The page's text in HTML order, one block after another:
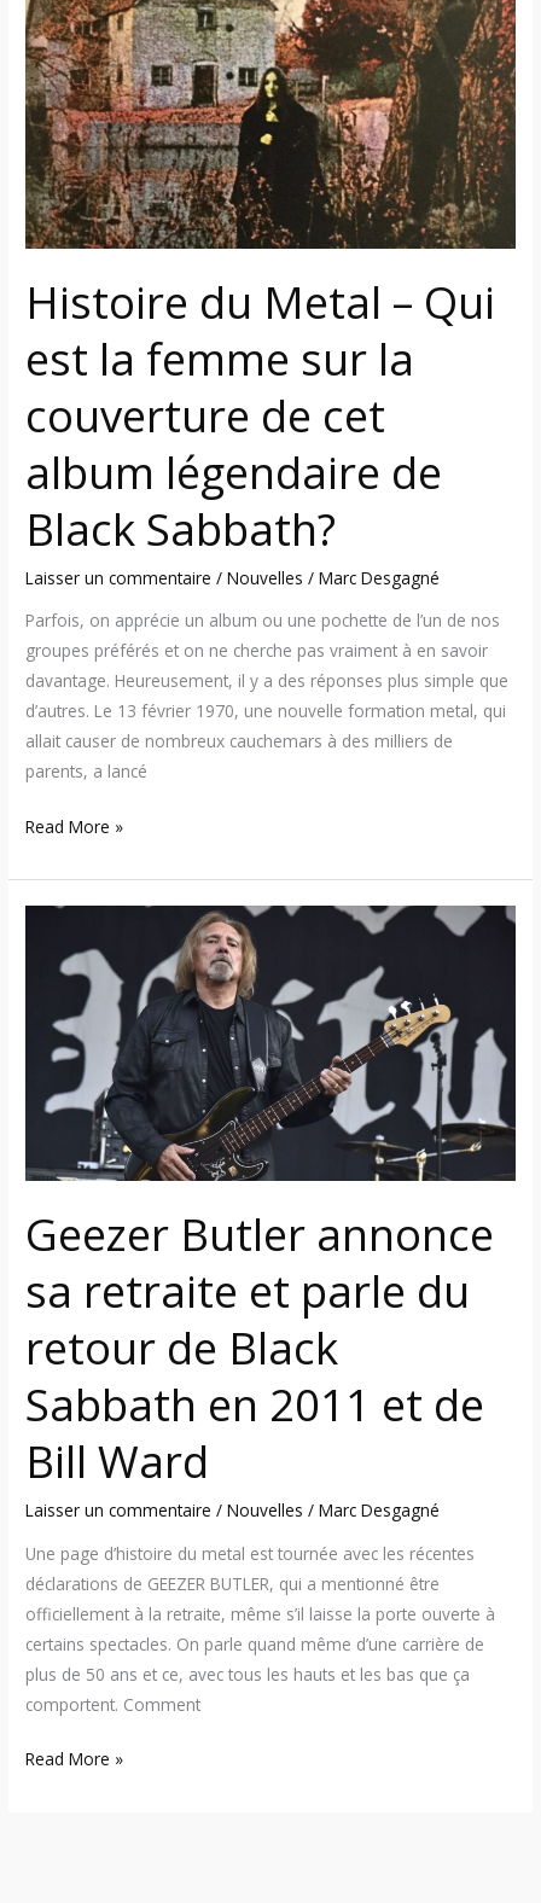
Histoire du Metal – Qui
est la femme sur la
couverture de cet
album légendaire de
Black Sabbath?
Laisser un commentaire /Nouvelles /Marc Desgagné
Parfois, on apprécie un album ou une pochette de l’un de nos
groupes préférés et on ne cherche pas vraiment à en savoir
davantage. Heureusement, il y a des réponses plus simple que
d’autres. Le 13 février 1970, une nouvelle formation metal, qui
allait causer de nombreux cauchemars à des milliers de
parents, a lancé
du
Metal
–
Qui
est
la
femme
sur
couverture
de
cet
album
légendaire
de
Black
Read More »
Geezer Butler annonce
sa retraite et parle du
retour de Black
Sabbath en 2011 et de
Bill Ward
Laisser un commentaire /Nouvelles /Marc Desgagné
Une page d’histoire du metal est tournée avec les récentes
déclarations de GEEZER BUTLER, qui a mentionné être
officiellement à la retraite, même s’il laisse la porte ouverte à
certains spectacles. On parle quand même d’une carrière de
plus de 50 ans et ce, avec tous les hauts et les bas que ça
comportent. Comment
annonce
retraite
parle
Black
Sabbath
en
2011
et
de
Bill
Read More »